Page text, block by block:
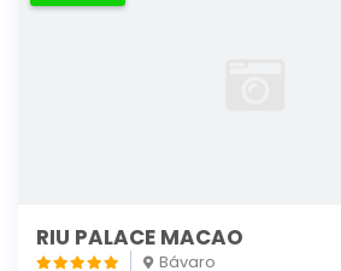
RIU PALACE MACAO
Bávaro